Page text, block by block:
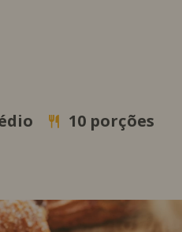
10 porções